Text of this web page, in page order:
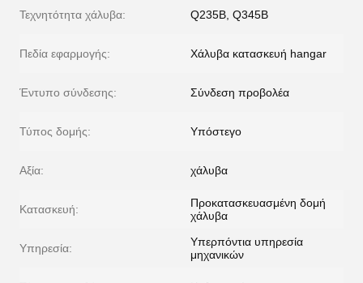
Τεχνητότητα χάλυβα: Q235B, Q345B
Πεδία εφαρμογής: Χάλυβα κατασκευή hangar
Έντυπο σύνδεσης: Σύνδεση προβολέα
Τύπος δομής: Υπόστεγο
Αξία: χάλυβα
Κατασκευή:
Προκατασκευασμένη δομή
χάλυβα
Υπηρεσία:
Υπερπόντια υπηρεσία
μηχανικών